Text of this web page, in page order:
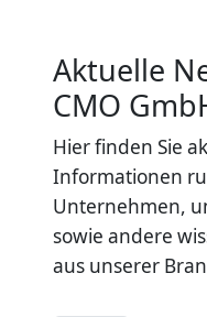
Aktuelle
CMO
Hier finden Sie
Informationen
Unternehmen,
sowie andere
aus unserer